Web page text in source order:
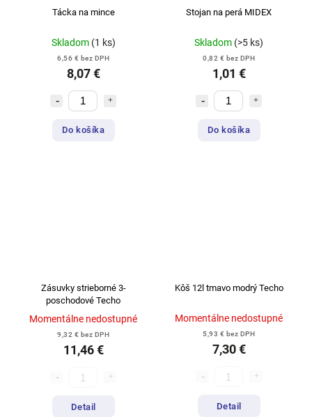
Tácka na mince
Skladom (1 ks)
6,56 € bez DPH
8,07 €
Do košíka
Stojan na perá MIDEX
Skladom (>5 ks)
0,82 € bez DPH
1,01 €
Do košíka
Zásuvky strieborné 3-
poschodové Techo
Momentálne nedostupné
9,32 € bez DPH
11,46 €
Detail
Kôš 12l tmavo modrý Techo
Momentálne nedostupné
5,93 € bez DPH
7,30 €
Detail